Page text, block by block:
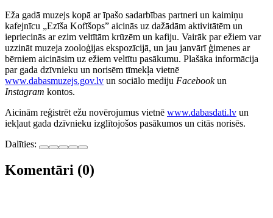
Eža gadā muzejs kopā ar īpašo sadarbības partneri un kaimiņu
kafejnīcu „Ezīša Kofīšops” aicinās uz dažādām aktivitātēm un
iepriecinās ar ezim veltītām krūzēm un kafiju. Vairāk par ežiem var
uzzināt muzeja zooloģijas ekspozīcijā, un jau janvārī ģimenes ar
bērniem aicināsim uz ežiem veltītu pasākumu. Plašāka informācija
par gada dzīvnieku un norisēm tīmekļa vietnē
www.dabasmuzejs.gov.lv un sociālo mediju Facebookun
Instagram kontos.
Aicinām reģistrēt ežu novērojumus vietnē www.dabasdati.lv un
iekļaut gada dzīvnieku izglītojošos pasākumos un citās norisēs.
Dalīties:
Komentāri (0)